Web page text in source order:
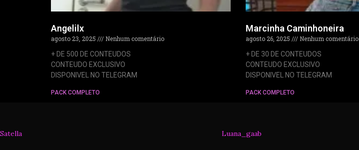
Angelilx
agosto 23, 2025
Nenhum comentário
+ DE 500 DE CONTEUDOS
CONTEUDO EXCLUSIVO
DISPONIVEL NO TELEGRAM
PACK COMPLETO
Marcinha Caminhoneira
agosto 26, 2025
Nenhum comentário
+ DE 30 DE CONTEUDOS
CONTEUDO EXCLUSIVO
DISPONIVEL NO TELEGRAM
PACK COMPLETO
Satella Luana_gaab